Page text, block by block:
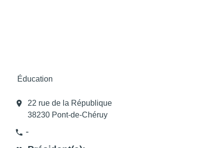
Éducation
location_on
22 rue de la République
38230 Pont-de-Chéruy
phone -